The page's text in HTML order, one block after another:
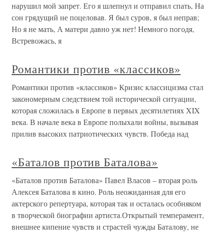
нарушил мой запрет. Его я шлепнул и отправил спать, На
сон грядущий не поцеловав. Я был суров, я был неправ;
Но я не мать, А матери давно уж нет! Немного погодя,
Встревожась, я
Романтики против «классиков»
Романтики против «классиков» Кризис классицизма стал
закономерным следствием той исторической ситуации,
которая сложилась в Европе в первых десятилетиях XIX
века. В начале века в Европе полыхали войны, вызывая
прилив высоких патриотических чувств. Победа над
«Баталов против Баталова»
«Баталов против Баталова» Павел Власов – вторая роль
Алексея Баталова в кино. Роль неожиданная для его
актерского репертуара, которая так и осталась особняком
в творческой биографии артиста.Открытый темперамент,
внешнее кипение чувств и страстей чужды Баталову, не